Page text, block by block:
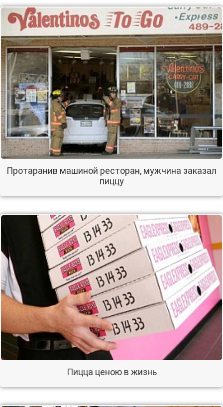
Протаранив машиной ресторан, мужчина заказал
пиццу
Пицца ценою в жизнь